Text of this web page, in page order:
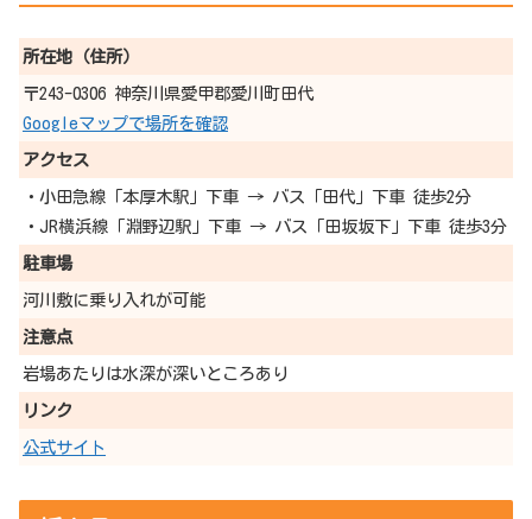
所在地（住所）
〒243-0306 神奈川県愛甲郡愛川町田代
Googleマップで場所を確認
アクセス
・小田急線「本厚木駅」下車 → バス「田代」下車 徒歩2分
・JR横浜線「淵野辺駅」下車 → バス「田坂坂下」下車 徒歩3分
駐車場
河川敷に乗り入れが可能
注意点
岩場あたりは水深が深いところあり
リンク
公式サイト